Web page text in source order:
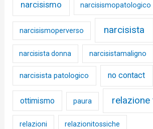
narcisismo narcisismopatologico
narcisismoperverso narcisista
narcisista donna narcisistamaligno
narcisista patologico no contact
ottimismo paura
relazioni relazionitossiche